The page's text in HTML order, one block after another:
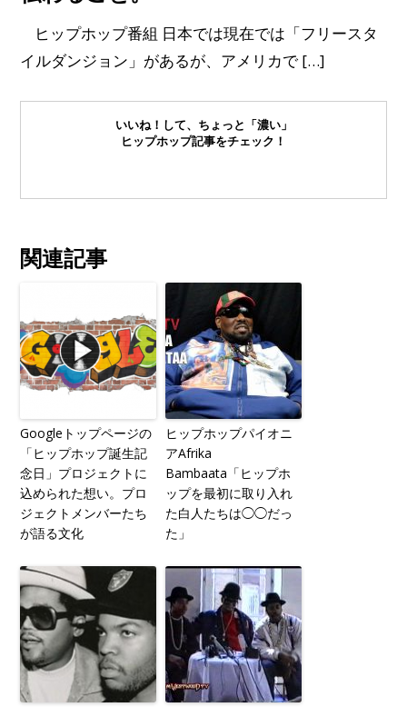
ヒップホップ番組 日本では現在では「フリースタ
イルダンジョン」があるが、アメリカで […]
いいね！して、ちょっと「濃い」
ヒップホップ記事をチェック！
関連記事
Googleトップページの
「ヒップホップ誕生記
念日」プロジェクトに
込められた想い。プロ
ジェクトメンバーたち
が語る文化
ヒップホップパイオニ
アAfrika
Bambaata「ヒップホ
ップを最初に取り入れ
た白人たちは◯◯だっ
た」